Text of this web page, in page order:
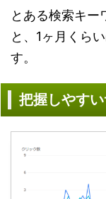
とある検索キー
と、1ヶ月くら
す。
把握しやすい